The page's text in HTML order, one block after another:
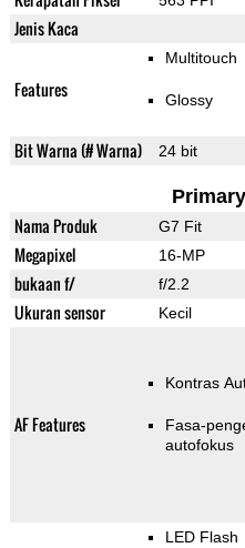
Jenis Kaca
Features
Multitouch
Glossy
Bit Warna (# Warna) 24 bit
Nama Produk G7 Fit
Megapixel 16-MP
bukaan f/ f/2.2
Ukuran sensor Kecil
AF Features
Kontras
Fasa-
autofokus
LED Flash